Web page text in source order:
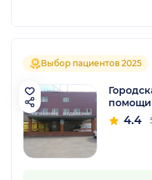
Выбор пациентов 2025
4.4